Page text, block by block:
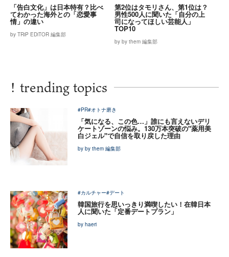
「告白文化」は日本特有？比べ
てわかった海外との「恋愛事
情」の違い
by TRiP EDiTOR 編集部
第2位はタモリさん、第1位は？
男性500人に聞いた「自分の上
司になってほしい芸能人」
TOP10
by by them 編集部
! trending topics
#PR#オトナ磨き
「気になる、この色…」誰にも言えないデリ
ケートゾーンの悩み。130万本突破の"薬用美
白ジェル"で自信を取り戻した理由
by by them 編集部
#カルチャー#デート
韓国旅行を思いっきり満喫したい！在韓日本
人に聞いた「定番デートプラン」
by haeri